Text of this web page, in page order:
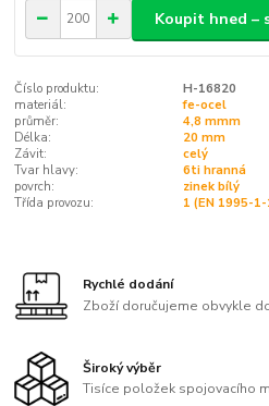
Koupit hned –
Číslo produktu:
H-16820
materiál:
fe-ocel
průměr:
4,8 mmm
Délka:
20 mm
Závit:
celý
Tvar hlavy:
6ti hranná
povrch:
zinek bílý
Třída provozu:
1 (EN 1995-
Rychlé dodání
Zboží doručujeme obvykle
Široký výběr
Tisíce položek spojovacího